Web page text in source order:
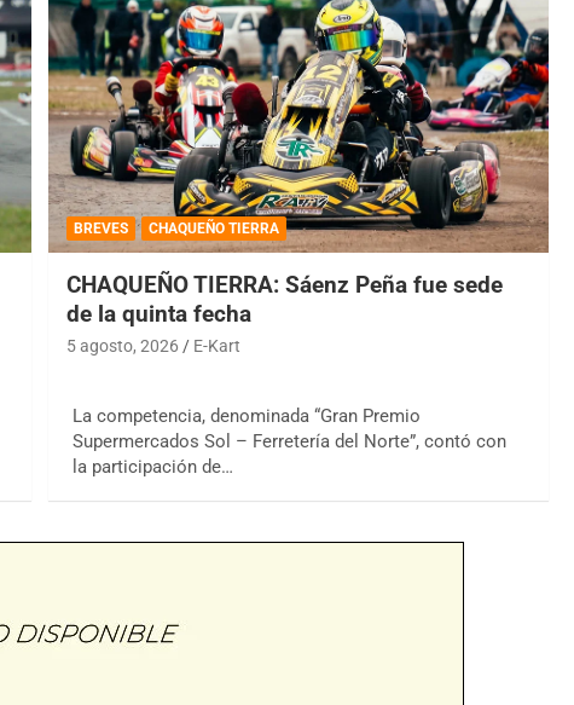
BREVES CHAQUEÑO TIERRA
CHAQUEÑO TIERRA: Sáenz Peña fue sede
de la quinta fecha
5 agosto, 2026 E-Kart
La competencia, denominada “Gran Premio
Supermercados Sol – Ferretería del Norte”, contó con
la participación de…